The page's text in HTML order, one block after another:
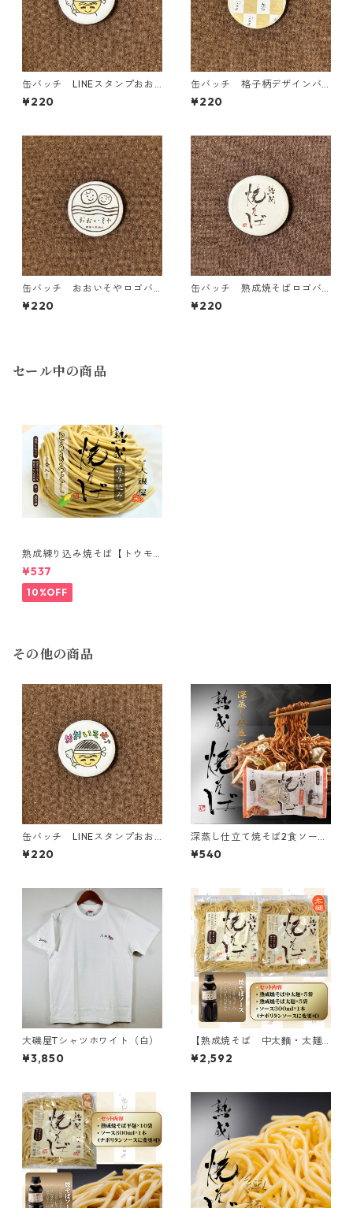
缶バッチ LINEスタンプおお
いそやバージョン
¥220
缶バッチ 格子柄デザインバ
ージョン
¥220
缶バッチ おおいそやロゴバ
ージョン
¥220
缶バッチ 熟成焼そばロゴバ
ージョン
¥220
セール中の商品
熟成練り込み焼そば【トウモ
ロコシ】2食入
¥537
10%OFF
その他の商品
缶バッチ LINEスタンプおお
いそやバージョン
¥220
深蒸し仕立て焼そば2食ソース
付（中太麺）
¥540
大磯屋Tシャツホワイト（白）
¥3,850
【熟成焼そば 中太麵・太麺1
0食セット】各麺5食、300ml
ソース1本付
¥2,592